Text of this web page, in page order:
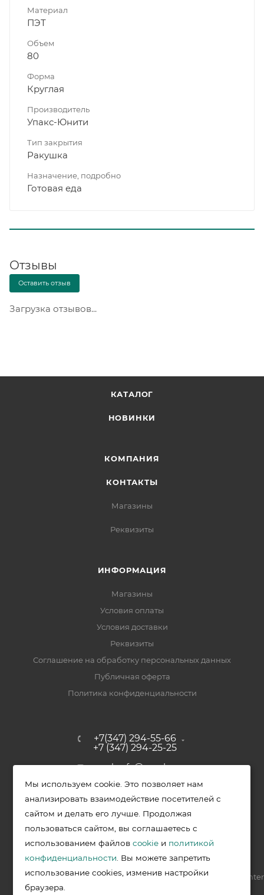
Материал
ПЭТ
Объем
80
Форма
Круглая
Производитель
Упакс-Юнити
Тип закрытия
Ракушка
Назначение, подробно
Готовая еда
Отзывы
Оставить отзыв
Загрузка отзывов...
КАТАЛОГ
НОВИНКИ
КОМПАНИЯ
КОНТАКТЫ
Магазины
Реквизиты
ИНФОРМАЦИЯ
Магазины
Условия оплаты
Условия доставки
Реквизиты
Соглашение на обработку персональных данных
Публичная оферта
Политика конфиденциальности
+7(347) 294-55-66
+7 (347) 294-25-25
upak-ufa@yandex.ru
Уфимский район, с. Зубово, ул.
Полевая, д. 44/2, к. 2
2026 © Меркурий - упаковочная продукция от ведущих
производителей в Уфе
Разработка —
VIS.center
Мы используем cookie. Это позволяет нам
анализировать взаимодействие посетителей с
сайтом и делать его лучше. Продолжая
пользоваться сайтом, вы соглашаетесь с
использованием файловcookie и политикой
конфиденциальности . Вы можете запретить
использование cookies, изменив настройки
браузера.